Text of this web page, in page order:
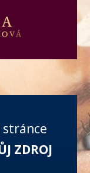
ZDROJ